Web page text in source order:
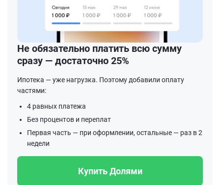
Не обязательно платить всю сумму
сразу — достаточно 25%
Ипотека — уже нагрузка. Поэтому добавили оплату
частями:
4 равных платежа
Без процентов и переплат
Первая часть — при оформлении, остальные — раз в 2
недели
Купить Долями